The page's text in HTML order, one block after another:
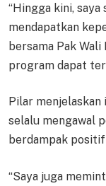
“Hingga kini,
mendapatkan
bersama Pak
program dapat
Pilar
selalu mengawal
berdampak
“Saya juga